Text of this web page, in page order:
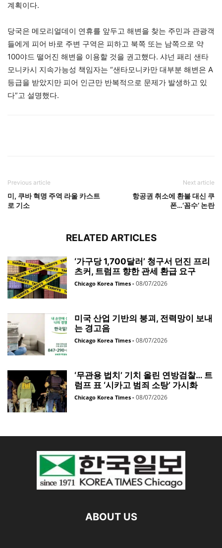
계획이다.
당국은 메모리얼데이 연휴를 앞두고 해변을 찾는 주민과 관광객
들에게 피어 바로 주변 구역은 피하고 북쪽 또는 남쪽으로 약
100야드 떨어진 해변을 이용할 것을 권고했다. 샤넌 패리 샌타
모니카시 지속가능성 책임자는 “샌타모니카만 대부분 해변은 A
등급을 받았지만 피어 인근만 반복적으로 문제가 발생하고 있
다”고 설명했다.
Previous article
미, 쿠바 혁명 주역 라울 카스트
로 기소
Next article
항공권 취소에 환불 대신 쿠
폰…‘꼼수’ 논란
RELATED ARTICLES
‘가구당 1,700달러’ 청구서 던진 프리
츠커, 트럼프 향한 관세 환급 요구
Chicago Korea Times - 08/07/2026
미국 산업 기반의 붕괴, 전력망이 보내
는 경고음
Chicago Korea Times - 08/07/2026
‘무관용 법치’ 기치 올린 연방검찰… 트
럼프 표 ‘시카고 범죄 소탕’ 가시화
Chicago Korea Times - 08/07/2026
ABOUT US